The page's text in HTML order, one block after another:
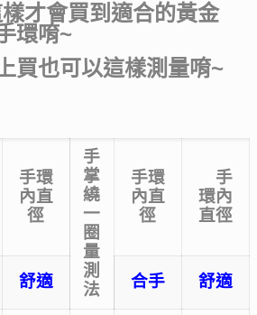
買到適合的黃金
環唷~
買也可以這樣測量唷~
手環
內直
徑
手
掌
繞
一
圈
量
測
法
手環
內直
徑
手
環內
直徑
舒適 合手 舒適